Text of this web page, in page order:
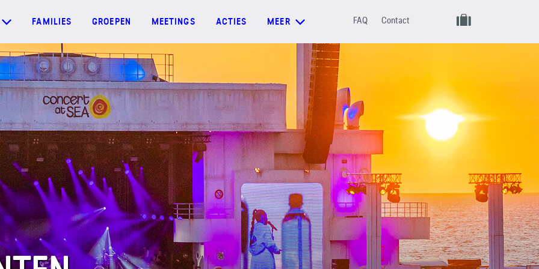
FAMILIES GROEPEN MEETINGS ACTIES MEER FAQ Contact